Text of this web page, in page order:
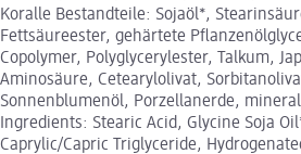
Koralle Bestandteile: Sojaöl*,
Fettsäureester, gehärtete
Copolymer, Polyglycerylester, Talkum,
Aminosäure, Cetearylolivat,
Sonnenblumenöl, Porzellanerde,
Ingredients: Stearic Acid, Glycine Soja
Caprylic/Capric Triglyceride,